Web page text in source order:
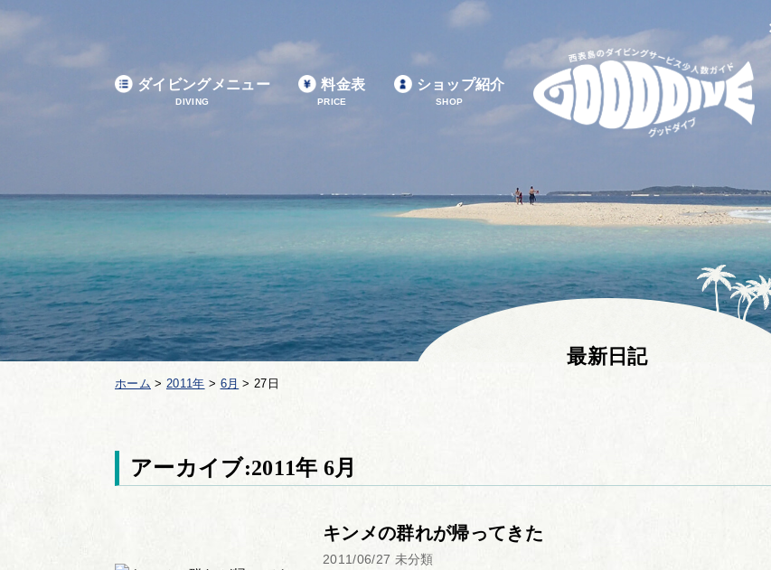
ダイビングメニュー
DIVING
料金表
PRICE
ショップ紹介
SHOP
最新日記
ホーム > 2011年 > 6月 > 27日
アーカイブ:2011年 6月
キンメの群れが帰ってきた
2011/06/27 未分類